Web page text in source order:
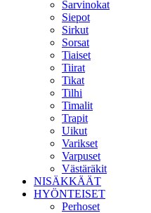
Sarvinokat
Siepot
Sirkut
Sorsat
Tiaiset
Tiirat
Tikat
Tilhi
Timalit
Trapit
Uikut
Varikset
Varpuset
Västäräkit
NISÄKKÄÄT
HYÖNTEISET
Perhoset